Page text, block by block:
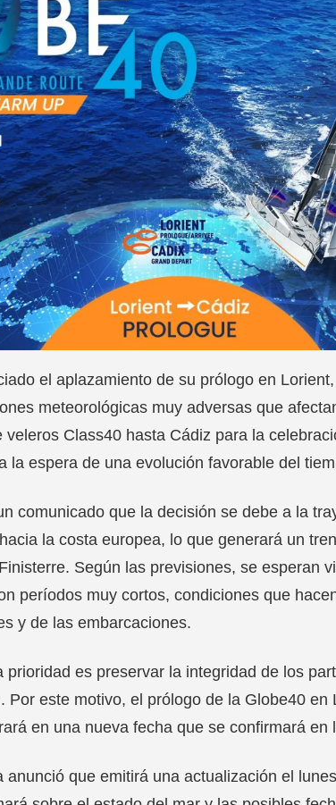
el aplazamiento de su prólogo en
meteorológicas muy adversas que
Class40 hasta Cádiz para la
la espera de una evolución favorable del
comunicado que la decisión se debe a la
la costa europea, lo que generará un
Según las previsiones, se esperan
períodos muy cortos, condiciones que
y de las embarcaciones.
prioridad es preservar la integridad de los
Por este motivo, el prólogo de la Globe40
en una nueva fecha que se confirmará en
anunció que emitirá una actualización el